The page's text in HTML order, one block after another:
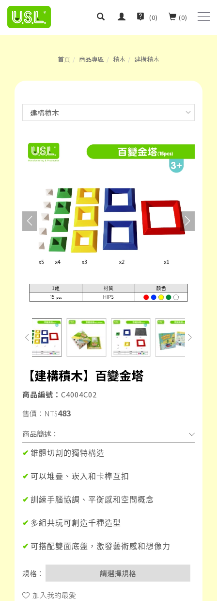
(0)
(0)
首頁 商品專區 積木 建構積木
【建構積木】百變金塔
商品編號： C4004C02
售價： NT$483
商品簡述：
✔ 錐體切割的獨特構造
✔ 可以堆疊、崁入和卡榫互扣
✔ 訓練手腦協調、平衡感和空間概念
✔ 多組共玩可創造千種造型
✔ 可搭配雙面底盤，激發藝術感和想像力
規格： 請選擇規格
加入我的最愛